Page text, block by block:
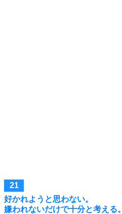
好かれようと思わない。
嫌われないだけで十分と考える。